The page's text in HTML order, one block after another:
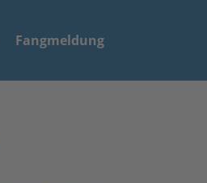
Fangmeldung